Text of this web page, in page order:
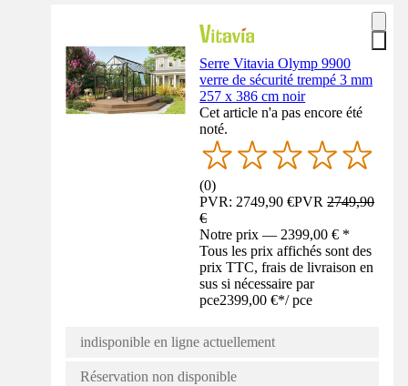
Serre Vitavia Olymp 9900
verre de sécurité trempé 3 mm
257 x 386 cm noir
Cet article n'a pas encore été
noté.
(0)
PVR: 2749,90 €PVR2749,90
€
Notre prix — 2399,00 € *
Tous les prix affichés sont des
prix TTC, frais de livraison en
sus si nécessaire par
pce2399,00 €*/ pce
indisponible en ligne actuellement
Réservation non disponible